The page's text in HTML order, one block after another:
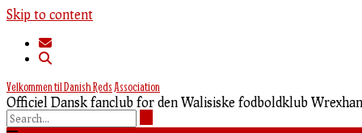
Skip to content
Velkommen til Danish Reds Association
Officiel Dansk fanclub for den Walisiske fodboldklub